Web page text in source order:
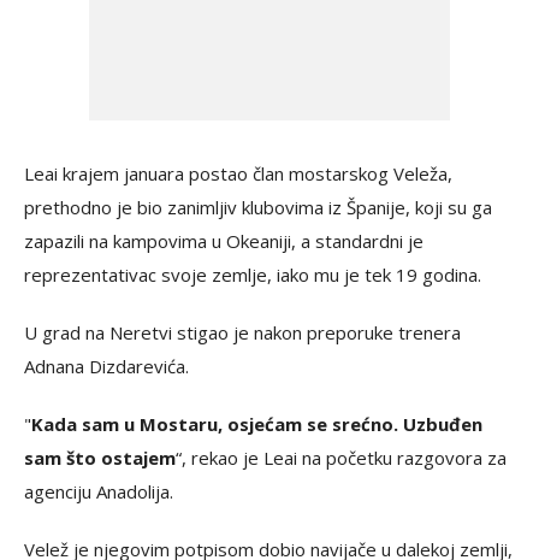
Leai krajem januara postao član mostarskog Veleža,
prethodno je bio zanimljiv klubovima iz Španije, koji su ga
zapazili na kampovima u Okeaniji, a standardni je
reprezentativac svoje zemlje, iako mu je tek 19 godina.
U grad na Neretvi stigao je nakon preporuke trenera
Adnana Dizdarevića.
"Kada sam u Mostaru, osjećam se srećno. Uzbuđen
sam što ostajem“, rekao je Leai na početku razgovora za
agenciju Anadolija.
Velež je njegovim potpisom dobio navijače u dalekoj zemlji,